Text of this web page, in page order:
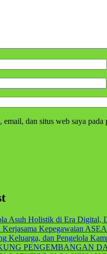
email, dan situs web saya
Asuh Holistik di Era Digital,
Kerjasama Kepegawaian
Keluarga, dan Pengelola
PENGEMBANGAN